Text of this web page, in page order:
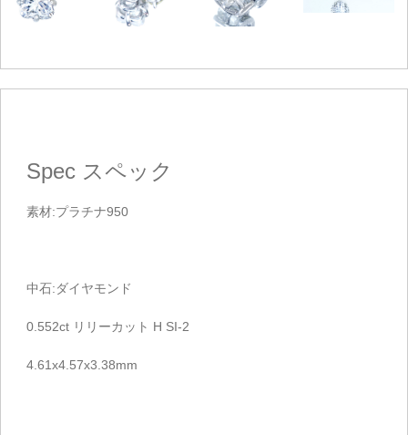
Spec スペック
素材:プラチナ950
中石:ダイヤモンド
0.552ct リリーカット H SI-2
4.61x4.57x3.38mm